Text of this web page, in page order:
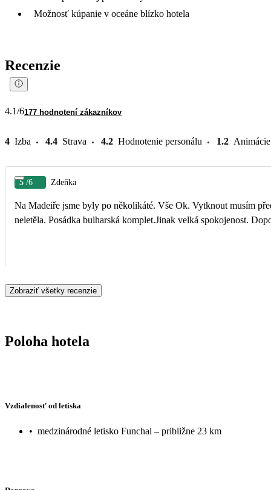
Možnosť kúpanie v oceáne blízko hotela
Recenzie
4.1/6177 hodnotení zákazníkov
4 Izba 4.4 Strava 4.2 Hodnotenie personálu 1.2 Animácie
5 /6 Zdeňka
Na Madeiře jsme byly po několikáté. Vše Ok. Vytknout musím
neletěla. Posádka bulharská komplet.Jinak velká spokojenost.
Zobraziť všetky recenzie
Poloha hotela
Vzdialenosť od letiska
• medzinárodné letisko Funchal – približne 23 km